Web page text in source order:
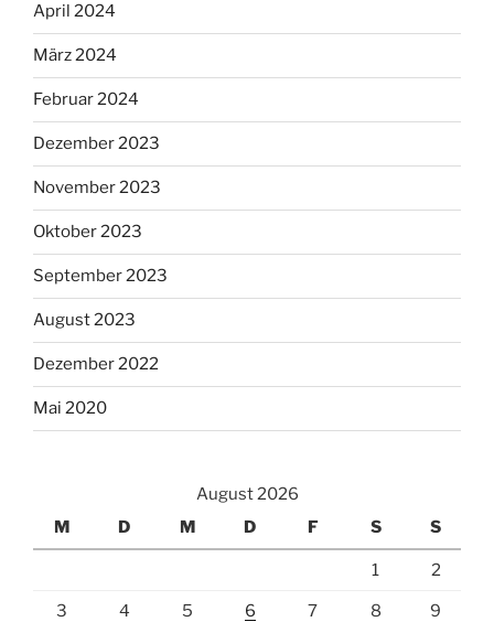
April 2024
März 2024
Februar 2024
Dezember 2023
November 2023
Oktober 2023
September 2023
August 2023
Dezember 2022
Mai 2020
August 2026
M
D M D F S S
1 2
3 4 5 6 7 8 9